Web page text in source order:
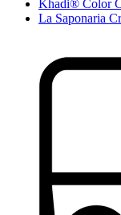
Khadi® Color
La Saponaria